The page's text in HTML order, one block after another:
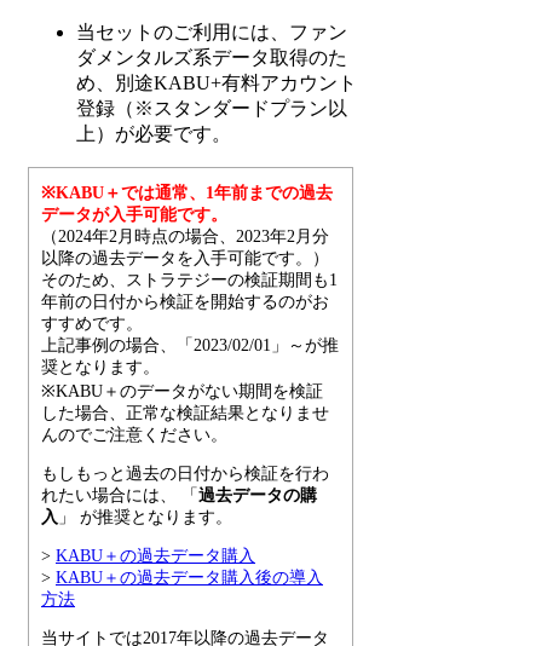
当セットのご利用には、ファン
ダメンタルズ系データ取得のた
め、別途KABU+有料アカウント
登録（※スタンダードプラン以
上）が必要です。
※KABU＋では通常、1年前までの過去
データが入手可能です。
（2024年2月時点の場合、2023年2月分
以降の過去データを入手可能です。）
そのため、ストラテジーの検証期間も1
年前の日付から検証を開始するのがお
すすめです。
上記事例の場合、「2023/02/01」～が推
奨となります。
※KABU＋のデータがない期間を検証
した場合、正常な検証結果となりませ
んのでご注意ください。
もしもっと過去の日付から検証を行わ
れたい場合には、 「 過去データの購
入 」 が推奨となります。
> KABU＋の過去データ購入
> KABU＋の過去データ購入後の導入
方法
当サイトでは2017年以降の過去データ